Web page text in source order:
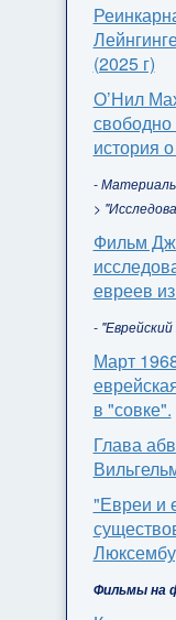
(2025 г)
О’Нил
история
-
>
Фильм
евреев
- "Еврейский
Март
в "совке".
Глава
"Евреи и
Фильмы на